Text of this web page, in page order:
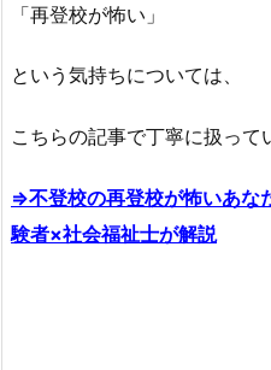
「再登校が怖い」
という気持ちについては、
こちらの記事で丁寧に扱って
⇒不登校の再登校が怖いあな
験者×社会福祉士が解説